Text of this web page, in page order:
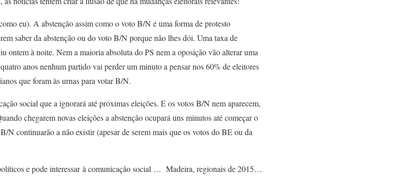
eu). A abstenção assim como o voto B/N é uma forma de protesto
saber da abstenção ou do voto B/N porque não lhes dói. Uma taxa de
ontem à noite. Nem a maioria absoluta do PS nem a oposição vão alterar uma
anos nenhum partido vai perder um minuto a pensar nos 60% de eleitores
que foram às urnas para votar B/N.
social que a ignorará até próximas eleições. E os votos B/N nem aparecem,
chegarem novas eleições a abstenção ocupará uns minutos até começar o
N continuarão a não existir (apesar de serem mais que os votos do BE ou da
e pode interessar à comunicação social … Madeira, regionais de 2015…